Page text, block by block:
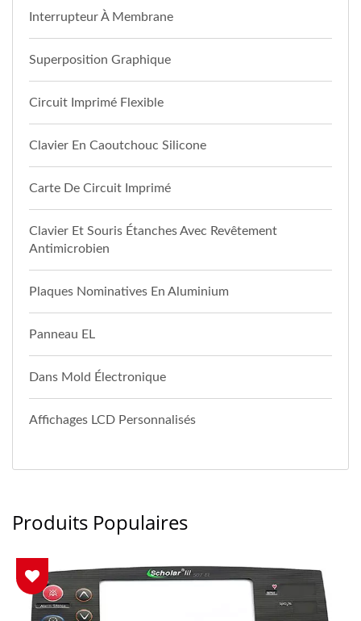
Interrupteur À Membrane
Superposition Graphique
Circuit Imprimé Flexible
Clavier En Caoutchouc Silicone
Carte De Circuit Imprimé
Clavier Et Souris Étanches Avec Revêtement
Antimicrobien
Plaques Nominatives En Aluminium
Panneau EL
Dans Mold Électronique
Affichages LCD Personnalisés
Produits Populaires